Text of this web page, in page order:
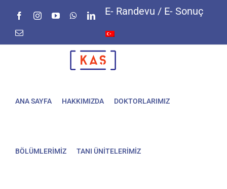
FacebookInstagramYouTubeWhatsAppLinkedIn
E-
E- Randevu / E- Sonuç
ANA SAYFA HAKKIMIZDA DOKTORLARIMIZ
BÖLÜMLERİMİZ TANI ÜNİTELERİMİZ